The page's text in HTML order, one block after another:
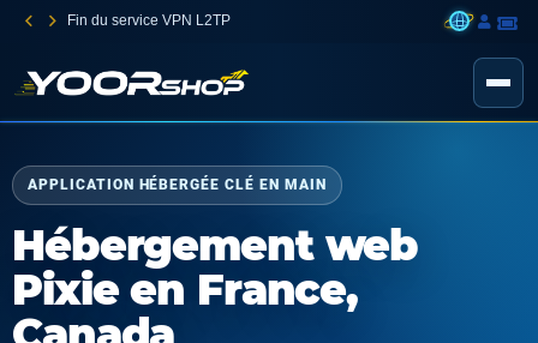
Fin du service VPN L2TP
APPLICATION HÉBERGÉE CLÉ EN MAIN
Hébergement web
Pixie en France,